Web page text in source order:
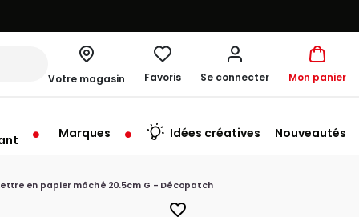
Votre magasin
à 09:30
Favoris Se connecter Mon panier
Marques Idées créatives Nouveautés
en papier mâché 20.5cm G - Décopatch
favorite_border